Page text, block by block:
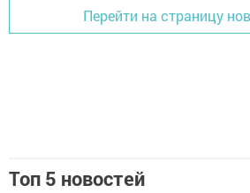
Перейти на страницу
Топ 5 новостей